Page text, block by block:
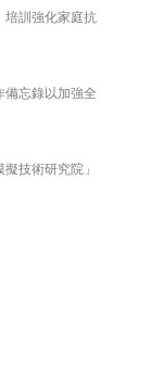
培訓強化家庭抗
忘錄以加強全
技術研究院」